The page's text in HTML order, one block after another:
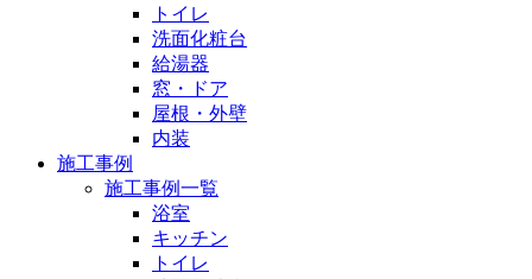
トイレ
洗面化粧台
給湯器
窓・ドア
屋根・外壁
内装
施工事例
施工事例一覧
浴室
キッチン
トイレ